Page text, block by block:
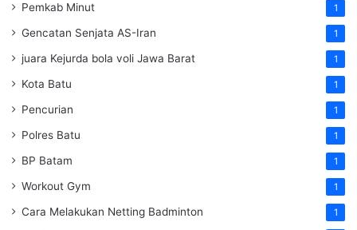
Pemkab Minut 1
Gencatan Senjata AS-Iran 1
juara Kejurda bola voli Jawa Barat 1
Kota Batu 1
Pencurian 1
Polres Batu 1
BP Batam 1
Workout Gym 1
Cara Melakukan Netting Badminton 1